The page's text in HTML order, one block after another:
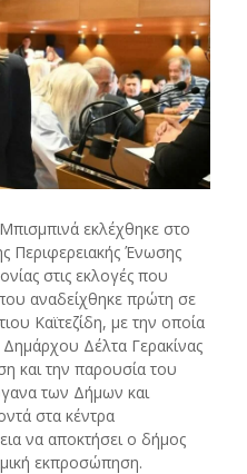
εκλέχθηκε στο
Περιφερειακής Ένωσης
στις εκλογές που
αναδείχθηκε πρώτη σε
Καϊτεζίδη, με την οποία
Δημάρχου Δέλτα Γερακίνας
και την παρουσία του
των Δήμων και
στα κέντρα
να αποκτήσει ο δήμος
εκπροσώπηση.